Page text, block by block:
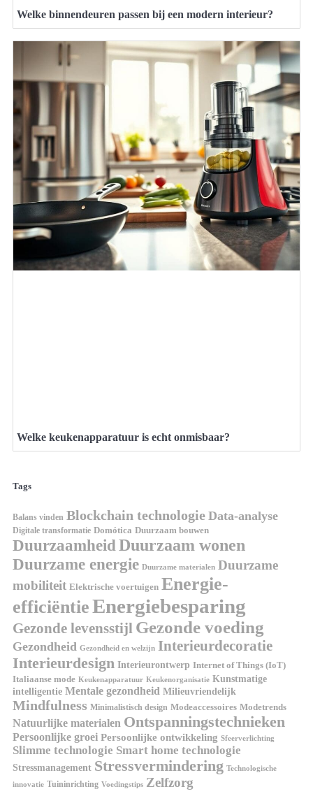
Welke binnendeuren passen bij een modern interieur?
Welke keukenapparatuur is echt onmisbaar?
Tags
Balans vinden Blockchain technologie Data-analyse
Digitale transformatie Domótica Duurzaam bouwen
Duurzaamheid Duurzaam wonen
Duurzame energie Duurzame materialen Duurzame
mobiliteit Elektrische voertuigen Energie-
efficiëntieEnergiebesparing
Gezonde levensstijl Gezonde voeding
Gezondheid Gezondheid en welzijn Interieurdecoratie
Interieurdesign Interieurontwerp Internet of Things (IoT)
Italiaanse mode Keukenapparatuur Keukenorganisatie Kunstmatige
intelligentie Mentale gezondheid Milieuvriendelijk
Mindfulness Minimalistisch design Modeaccessoires Modetrends
Natuurlijke materialen Ontspanningstechnieken
Persoonlijke groei Persoonlijke ontwikkeling Sfeerverlichting
Slimme technologie Smart home technologie
Stressmanagement Stressvermindering Technologische
innovatie Tuininrichting Voedingstips Zelfzorg